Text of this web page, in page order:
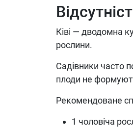
Ківі — дводомна
рослини.
Садівники часто
плоди не
Рекомендоване
1 чоловіча